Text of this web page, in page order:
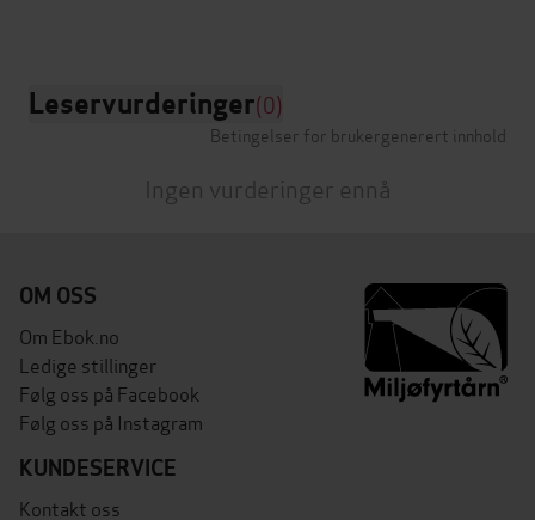
Leservurderinger(0)
Betingelser for brukergenerert innhold
Ingen vurderinger ennå
OM OSS
Om Ebok.no
Ledige stillinger
Følg oss på Facebook
Følg oss på Instagram
KUNDESERVICE
Kontakt oss